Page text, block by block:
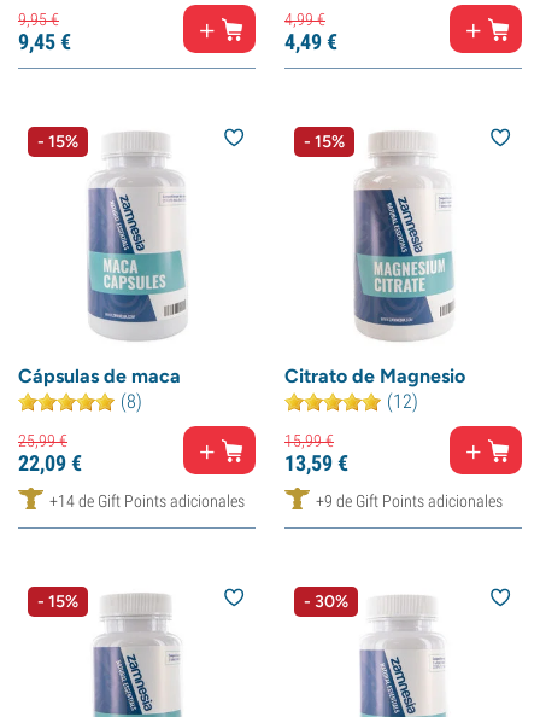
9,95€
9,45€
4,99€
4,49€
- 15%
Cápsulas de maca
(8)
25,99€
22,09€
+14 de Gift Points adicionales
- 15%
Citrato de Magnesio
(12)
15,99€
13,59€
+9 de Gift Points adicionales
- 15% - 30%